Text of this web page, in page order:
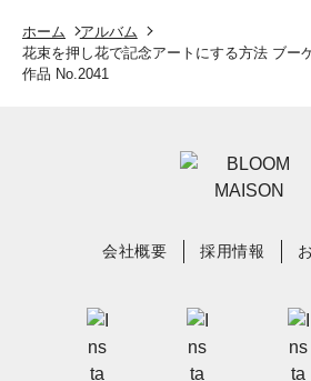
ホーム
アルバム
花束を押し花で記念アートにする方法 ブ
作品 No.2041
会社概要 採用情報